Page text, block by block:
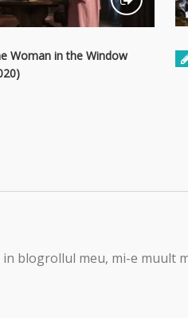
Woman in the Window
blogrollul meu, mi-e muult